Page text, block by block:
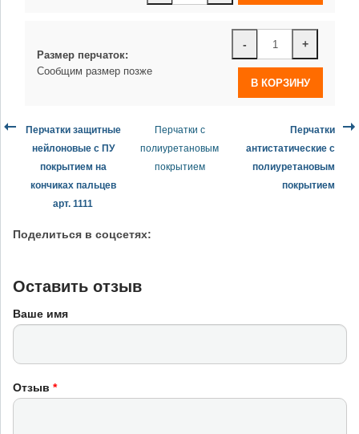
- +
Размер перчаток:
Сообщим размер позже
Перчатки защитные
нейлоновые с ПУ
покрытием на
кончиках пальцев
арт. 1111
Перчатки с
полиуретановым
покрытием
Перчатки
антистатические с
полиуретановым
покрытием
Поделиться в соцсетях:
Оставить отзыв
Ваше имя
Отзыв *